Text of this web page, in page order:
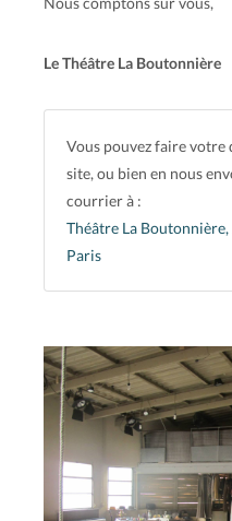
Le Théâtre La Boutonnière
Vous pouvez faire votre
site, ou bien en nous
courrier à :
Théâtre La
Paris